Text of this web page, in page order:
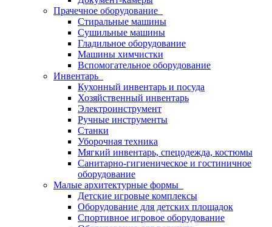
Прачечное оборудование
Стиральные машины
Сушильные машины
Гладильное оборудование
Машины химчистки
Вспомогательное оборудование
Инвентарь
Кухонный инвентарь и посуда
Хозяйственный инвентарь
Электроинструмент
Ручные инструменты
Станки
Уборочная техника
Мягкий инвентарь, спецодежда, костюмы
Санитарно-гигиеническое и гостиничное
оборудование
Малые архитектурные формы
Детские игровые комплексы
Оборудование для детских площадок
Спортивное игровое оборудование